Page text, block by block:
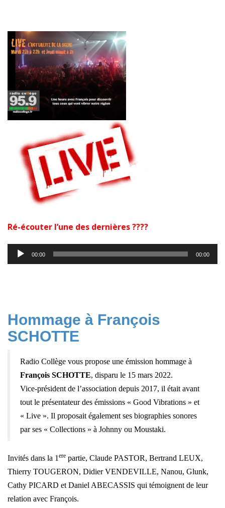
Ré-écouter l’une des dernières ????
Lecteur
audio
00:00 00:00
Hommage à François
SCHOTTE
Radio Collège vous propose une émission hommage à
François SCHOTTE, disparu le 15 mars 2022.
Vice-président de l’association depuis 2017, il était avant
tout le présentateur des émissions « Good Vibrations » et
« Live ». Il proposait également ses biographies sonores
par ses « Collections » à Johnny ou Moustaki.
Invités dans la 1 ere partie, Claude PASTOR, Bertrand LEUX,
Thierry TOUGERON, Didier VENDEVILLE, Nanou, Glunk,
Cathy PICARD et Daniel ABECASSIS qui témoignent de leur
relation avec François.